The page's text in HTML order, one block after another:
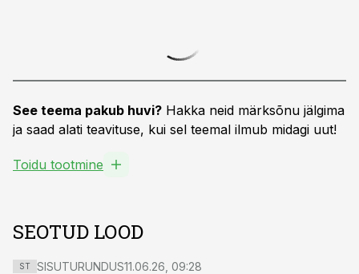
See teema pakub huvi? Hakka neid märksõnu jälgima
ja saad alati teavituse, kui sel teemal ilmub midagi uut!
Toidu tootmine
SEOTUD LOOD
ST SISUTURUNDUS11.06.26, 09:28